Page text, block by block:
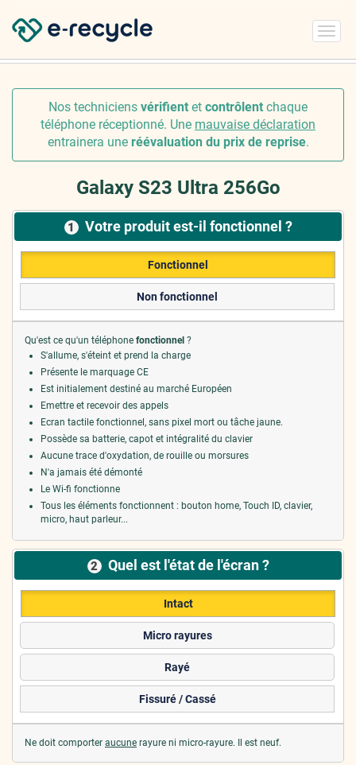
Nos techniciens vérifient et contrôlent chaque
téléphone réceptionné. Une mauvaise déclaration
entrainera une réévaluation du prix de reprise.
Galaxy S23 Ultra 256Go
1 Votre produit est-il fonctionnel ?
Fonctionnel
Non fonctionnel
Qu'est ce qu'un téléphone fonctionnel ?
S'allume, s'éteint et prend la charge
Présente le marquage CE
Est initialement destiné au marché Européen
Emettre et recevoir des appels
Ecran tactile fonctionnel, sans pixel mort ou tâche jaune.
Possède sa batterie, capot et intégralité du clavier
Aucune trace d'oxydation, de rouille ou morsures
N'a jamais été démonté
Le Wi-fi fonctionne
Tous les éléments fonctionnent : bouton home, Touch ID, clavier,
micro, haut parleur...
2 Quel est l'état de l'écran ?
Intact
Micro rayures
Rayé
Fissuré / Cassé
Ne doit comporter aucune rayure ni micro-rayure. Il est neuf.